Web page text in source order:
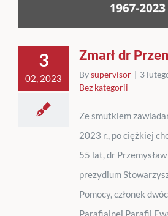
3
02, 2023
Zmarł dr
Bysupervisor | 3
Bez kategorii
Ze smutkiem
2023 r., po ciężkiej
55 lat, dr
prezydium
Pomocy, członek
Parafialnej Parafii